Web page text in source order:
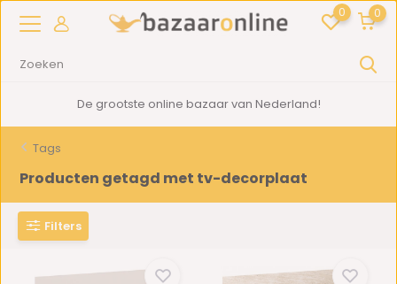
0 0
De grootste online bazaar van Nederland!
Tags
Producten getagd met tv-decorplaat
Filters